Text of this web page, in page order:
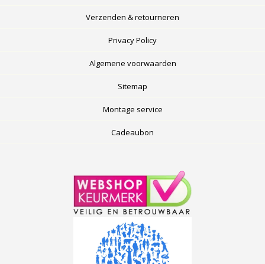
Verzenden & retourneren
Privacy Policy
Algemene voorwaarden
Sitemap
Montage service
Cadeaubon